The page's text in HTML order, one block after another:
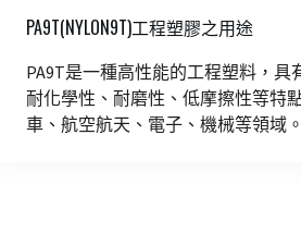
PA9T(NYLON9T)工程塑膠之用途
PA9T是一種高性能的工程塑料，具
耐化學性、耐磨性、低摩擦性等特
車、航空航天、電子、機械等領域。